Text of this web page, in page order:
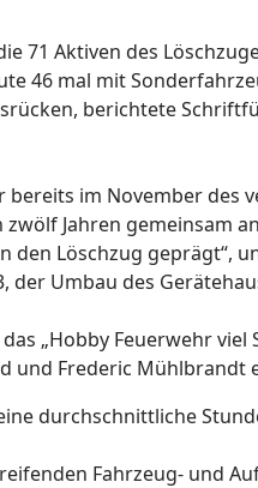
71 Aktiven des
46 mal mit
berichtete
im November des
Jahren gemeinsam
den Löschzug geprägt“,
der Umbau des
„Hobby Feuerwehr viel
und Frederic Mühlbrandt
durchschnittliche
Fahrzeug- und